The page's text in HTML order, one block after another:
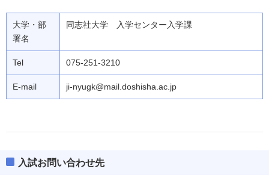
大学・部
署名
同志社大学 入学センター入学課
Tel 075-251-3210
E-mail ji-nyugk@mail.doshisha.ac.jp
入試お問い合わせ先